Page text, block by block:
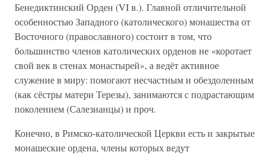
Бенедиктинский Орден (VI в.). Главной отличительной
особенностью Западного (католического) монашества от
Восточного (православного) состоит в том, что
большинство членов католических орденов не «коротает
свой век в стенах монастырей», а ведёт активное
служение в миру: помогают несчастным и обездоленным
(как сёстры матери Терезы), занимаются с подрастающим
поколением (Салезианцы) и проч.
Конечно, в Римско-католической Церкви есть и закрытые
монашеские ордена, члены которых ведут